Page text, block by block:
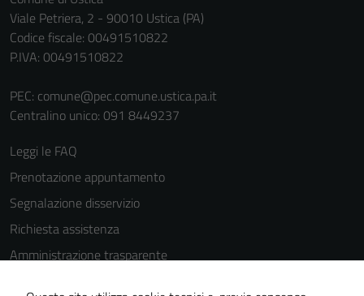
Viale Petriera, 2 - 90010 Ustica (PA)
Codice fiscale: 00491510822
P.IVA: 00491510822
PEC: comune@pec.comune.ustica.pa.it
Centralino unico: 091 8449237
Leggi le FAQ
Prenotazione appuntamento
Segnalazione disservizio
Richiesta assistenza
Amministrazione trasparente